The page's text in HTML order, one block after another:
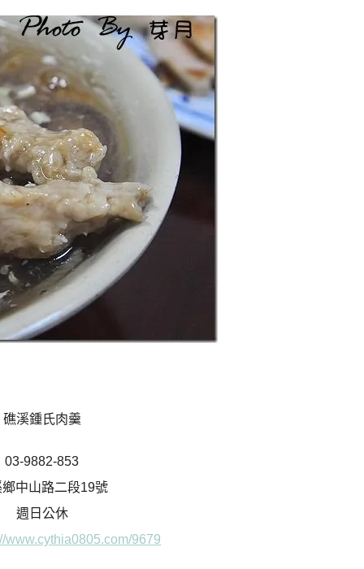
礁溪鍾氏肉羹
03-9882-853
中山路二段19號
週日公休
www.cythia0805.com/9679